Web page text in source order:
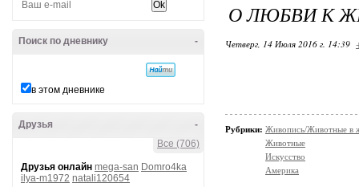
-
Поиск по дневнику
в этом дневнике
-
Друзья
Все (706)
Друзья онлайн mega-san Domro4ka
ilya-m1972 natali120654
О ЛЮБВИ К
Четверг, 14 Июля 2016 г. 14:39
Рубрики: Живопись/Животные в
Животные
Искусство
Америка